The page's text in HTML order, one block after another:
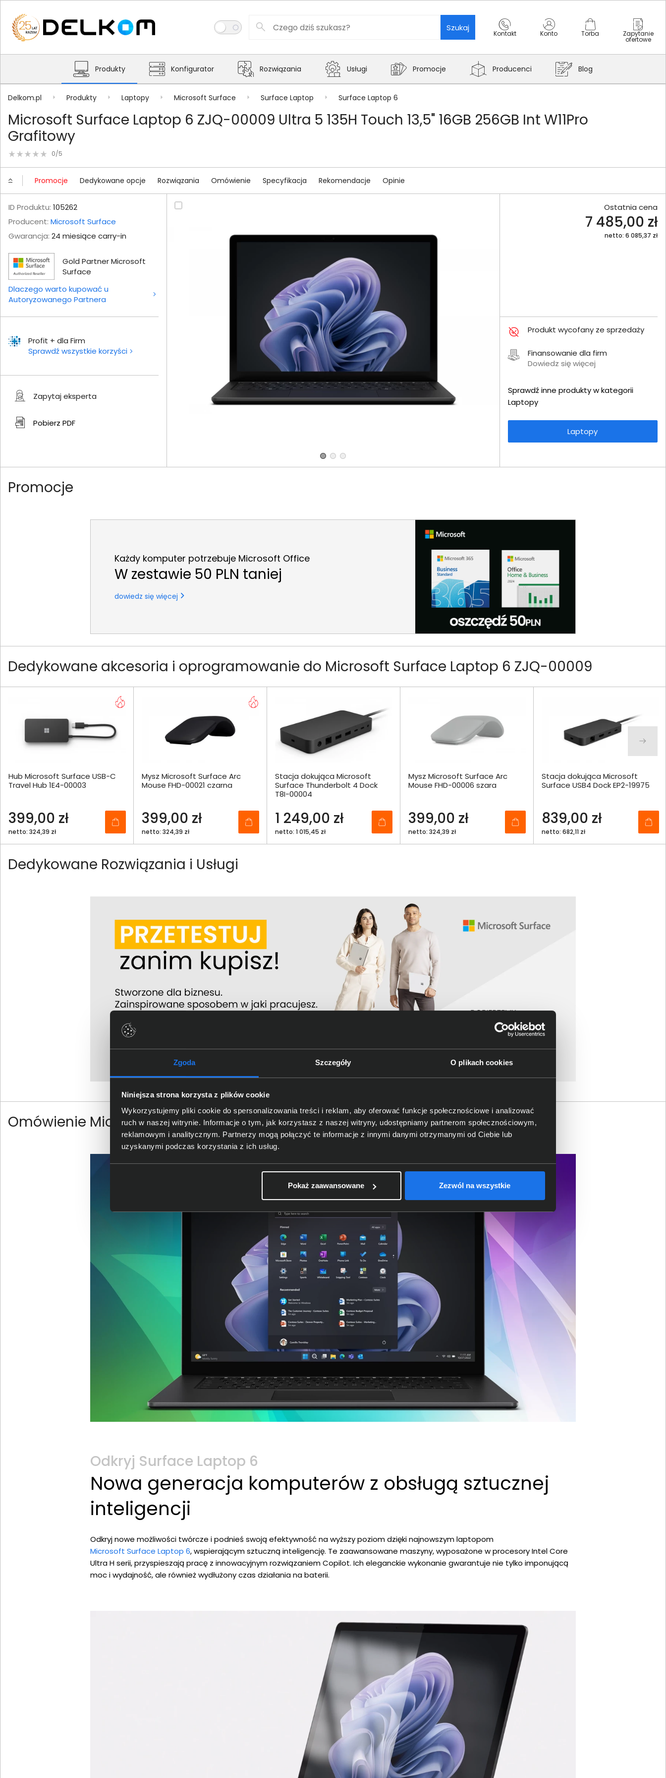
Zgoda Szczegóły O plikach cookies
Niniejsza strona korzysta z plików cookie
Wykorzystujemy pliki cookie do spersonalizowania treści i reklam, aby oferować funkcje społecznościowe i analizować
ruch w naszej witrynie. Informacje o tym, jak korzystasz z naszej witryny, udostępniamy partnerom społecznościowym,
reklamowym i analitycznym. Partnerzy mogą połączyć te informacje z innymi danymi otrzymanymi od Ciebie lub
uzyskanymi podczas korzystania z ich usług.
Pokaż zaawansowane Zezwól na wszystkie
Szukaj
Kontakt Konto Torba Zapytanie
ofertowe
Produkty Konfigurator Rozwiązania Usługi Promocje Producenci Blog
Delkom.pl Produkty Laptopy Microsoft Surface Surface Laptop Surface Laptop 6
Microsoft Surface Laptop 6 ZJQ-00009 Ultra 5 135H Touch 13,5" 16GB 256GB Int W11Pro
Grafitowy
0/5
Promocje Dedykowane opcje Rozwiązania Omówienie Specyfikacja Rekomendacje Opinie
ID Produktu: 105262
Producent: Microsoft Surface
Gwarancja: 24 miesiące carry-in
Gold Partner Microsoft
Surface
Dlaczego warto kupować u
Autoryzowanego Partnera
Profit + dla Firm
Sprawdź wszystkie korzyści
Zapytaj eksperta
Pobierz PDF
Ostatnia cena
7 485,00 zł
netto: 6 085,37 zł
Produkt wycofany ze sprzedaży
Finansowanie dla firm
Dowiedz się więcej
Sprawdź inne produkty w kategorii
Laptopy
Laptopy
Promocje
Każdy komputer potrzebuje Microsoft Office
W zestawie 50 PLN taniej
dowiedz się więcej
Dedykowane akcesoria i oprogramowanie do Microsoft Surface Laptop 6 ZJQ-00009
Hub Microsoft Surface USB-C
Travel Hub 1E4-00003
399,00 zł
netto: 324,39 zł
Mysz Microsoft Surface Arc
Mouse FHD-00021 czarna
399,00 zł
netto: 324,39 zł
Stacja dokująca Microsoft
Surface Thunderbolt 4 Dock
T8I-00004
1 249,00 zł
netto: 1 015,45 zł
Mysz Microsoft Surface Arc
Mouse FHD-00006 szara
399,00 zł
netto: 324,39 zł
Stacja dokująca Microsoft
Surface USB4 Dock EP2-19975
839,00 zł
netto: 682,11 zł
Dedykowane Rozwiązania i Usługi
Omówienie Microsoft Surface Laptop 6 ZJQ-00009
Odkryj Surface Laptop 6
Nowa generacja komputerów z obsługą sztucznej
inteligencji
Odkryj nowe możliwości twórcze i podnieś swoją efektywność na wyższy poziom dzięki najnowszym laptopom
Microsoft Surface Laptop 6, wspierającym sztuczną inteligencję. Te zaawansowane maszyny, wyposażone w procesory Intel Core
Ultra H serii, przyspieszają pracę z innowacyjnym rozwiązaniem Copilot. Ich eleganckie wykonanie gwarantuje nie tylko imponującą
moc i wydajność, ale również wydłużony czas działania na baterii.